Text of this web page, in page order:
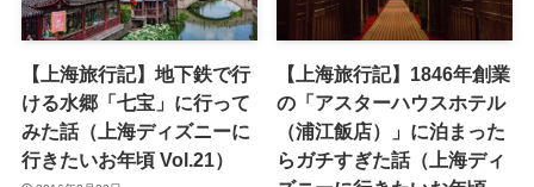
【上海旅行記】地下鉄で行
ける水郷「七宝」に行って
みた話（上海ディズニーに
行きたいお年頃 Vol.21）
【上海旅行記】1846年創業
の「アスターハウスホテル
（‪浦江飯店‬）」に泊まった
らガチすぎた話（上海ディ